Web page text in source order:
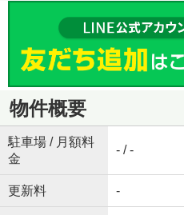
物件概要
駐車場 / 月額料
金
- / -
更新料 -